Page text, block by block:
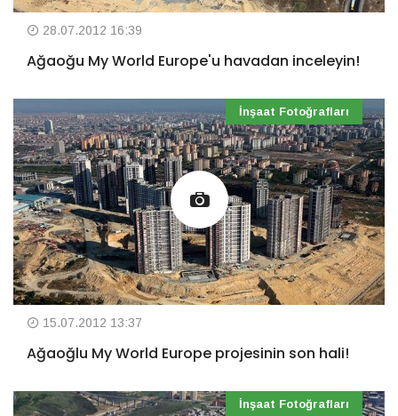
28.07.2012 16:39
Ağaoğu My World Europe'u havadan inceleyin!
İnşaat Fotoğrafları
15.07.2012 13:37
Ağaoğlu My World Europe projesinin son hali!
İnşaat Fotoğrafları